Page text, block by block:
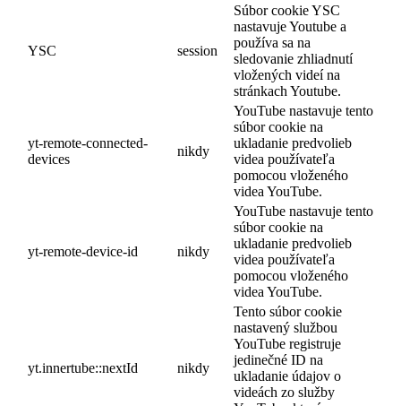
YSC session
Súbor cookie YSC
nastavuje Youtube a
používa sa na
sledovanie zhliadnutí
vložených videí na
stránkach Youtube.
yt-remote-connected-
devices
nikdy
YouTube nastavuje tento
súbor cookie na
ukladanie predvolieb
videa používateľa
pomocou vloženého
videa YouTube.
yt-remote-device-id nikdy
YouTube nastavuje tento
súbor cookie na
ukladanie predvolieb
videa používateľa
pomocou vloženého
videa YouTube.
yt.innertube::nextId nikdy
Tento súbor cookie
nastavený službou
YouTube registruje
jedinečné ID na
ukladanie údajov o
videách zo služby